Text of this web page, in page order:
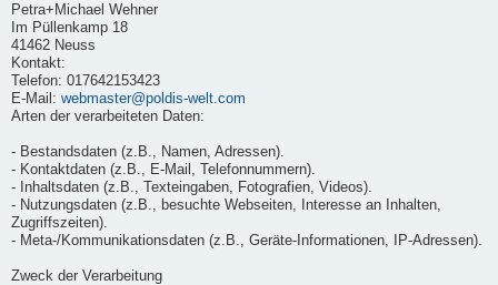
Petra+Michael Wehner
Im Püllenkamp 18
41462 Neuss
Kontakt:
Telefon: 017642153423
E-Mail: webmaster@poldis-welt.com
Arten der verarbeiteten Daten:
- Bestandsdaten (z.B., Namen, Adressen).
- Kontaktdaten (z.B., E-Mail, Telefonnummern).
- Inhaltsdaten (z.B., Texteingaben, Fotografien, Videos).
- Nutzungsdaten (z.B., besuchte Webseiten, Interesse an Inhalten,
Zugriffszeiten).
- Meta-/Kommunikationsdaten (z.B., Geräte-Informationen, IP-Adressen).
Zweck der Verarbeitung